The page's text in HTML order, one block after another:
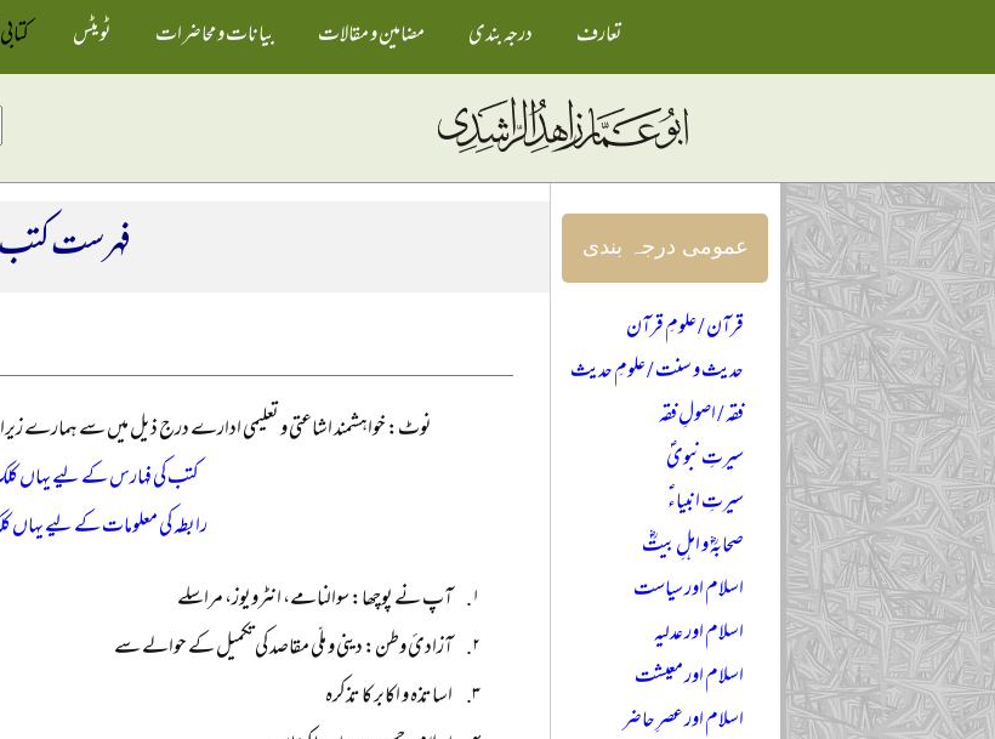
تعارف درجہ بندی مضامین و مقالات بیانات و محاضرات ٹویٹس
فہرست کتب
نوٹ: خواہشمند اشاعتی و تعلیمی ادارے درج ذیل میں سے ہمارے
کتب کی فہارس کے لیے یہاں
رابطہ کی معلومات کے لیے
آپ نے پوچھا: سوالنامے، انٹرویوز، مراسلے
آزادئ وطن: دینی و ملّی مقاصد کی تکمیل کے حوالے سے
اساتذہ و اکابر کا تذکرہ
عمومی درجہ بندی
قرآن / علومِ قرآن
حدیث و سنت / علومِ حدیث
فقہ / اصولِ فقہ
سیرتِ نبویؐ
سیرتِ انبیاءؑ
صحابہؓ و اہلِ بیتؓ
اسلام اور سیاست
اسلام اور عدلیہ
اسلام اور معیشت
اسلام اور عصرِ حاضر